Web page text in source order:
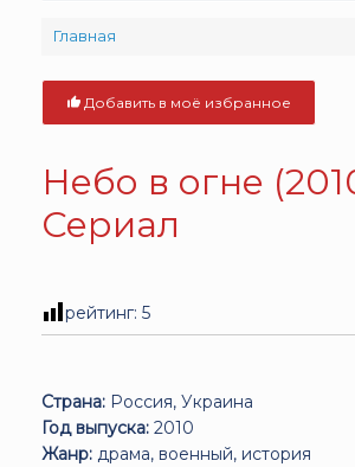
Главная
Добавить в моё избранное
Небо в огне
Сериал
рейтинг: 5
Страна: Россия, Украина
Год выпуска: 2010
Жанр: драма, военный, история